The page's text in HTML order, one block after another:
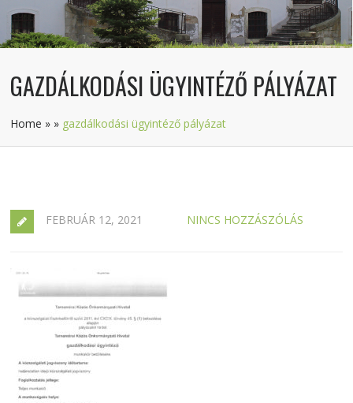
GAZDÁLKODÁSI ÜGYINTÉZŐ PÁLYÁZAT
Home » » gazdálkodási ügyintéző pályázat
FEBRUÁR 12, 2021 NINCS HOZZÁSZÓLÁS